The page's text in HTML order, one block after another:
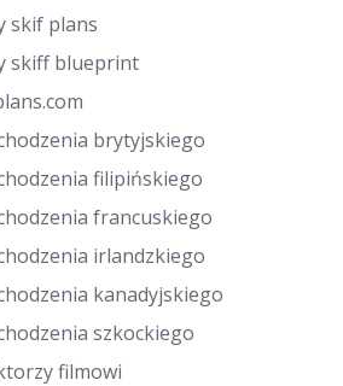
skif plans
skiff blueprint
brytyjskiego
filipińskiego
francuskiego
irlandzkiego
kanadyjskiego
szkockiego
filmowi